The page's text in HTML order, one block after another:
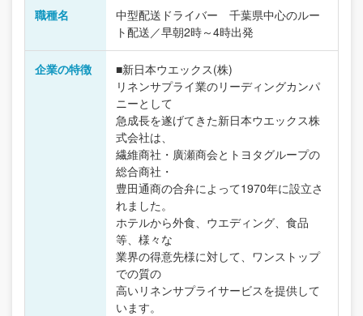
職種名
中型配送ドライバー 千葉県中心のルー
ト配送／早朝2時～4時出発
企業の特徴
■新日本ウエックス(株)
リネンサプライ業のリーディングカンパ
ニーとして
急成長を遂げてきた新日本ウエックス株
式会社は、
繊維商社・廣瀬商会とトヨタグループの
総合商社・
豊田通商の合弁によって1970年に設立さ
れました。
ホテルから外食、ウエディング、食品
等、様々な
業界の得意先様に対して、ワンストップ
での質の
高いリネンサプライサービスを提供して
います。